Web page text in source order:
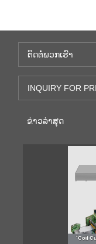
ຕິດ​ຕໍ່​ພວກ​ເຮົາ
INQUIRY FOR
ຂ່າວ​ລ່າ​ສຸດ